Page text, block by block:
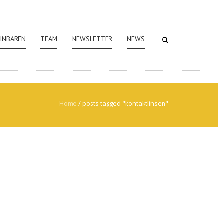
TEAM NEWSLETTER NEWS
Home /posts tagged "kontaktlinsen"